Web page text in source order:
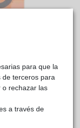
de acogida
complicada
las personas, no
para que la
de terceros para
o rechazar las
a través de